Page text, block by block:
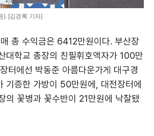
). [김경록 기자]
총 수익금은 6412만원이다. 부산장
대학교 총장의 친필휘호액자가 100만
터에선 박동준 아름다운가게 대구경
기증한 가방이 50만원에, 대전장터에
의 꽃병과 꽃수반이 21만원에 낙찰됐